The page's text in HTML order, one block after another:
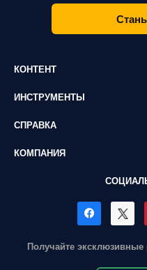
КОНТЕНТ
ИНСТРУМЕНТЫ
СПРАВКА
КОМПАНИЯ
Получайте